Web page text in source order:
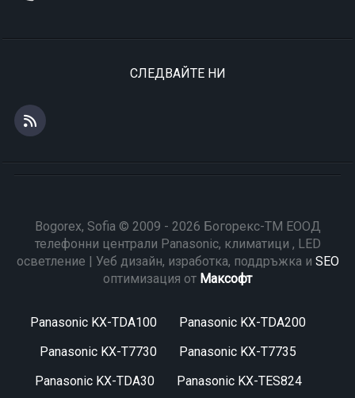
СЛЕДВАЙТЕ НИ
Bogorex, Sofia © 2009 - 2026 Богорекс-ТМ ЕООД
телефонни централи Panasonic, климатици , LED
осветление | Уеб дизайн, изработка, поддръжка и SEO
оптимизация от Максофт
Panasonic KX-TDA100
Panasonic KX-TDA200
Panasonic KX-T7730
Panasonic KX-T7735
Panasonic KX-TDA30
Panasonic KX-TES824